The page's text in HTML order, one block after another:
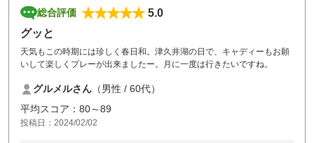
総合評価
5.0
グッと
天気もこの時期には珍しく春日和。津久井湖の日で、キャディーもお願
いして楽しくプレーが出来ましたー。月に一度は行きたいですね。
グルメルさん （男性 / 60代）
平均スコア：80～89
投稿日：2024/02/02